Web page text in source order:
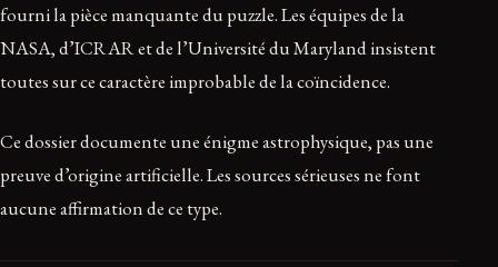
fourni la pièce manquante du puzzle. Les équipes de la
NASA, d’ICRAR et de l’Université du Maryland insistent
toutes sur ce caractère improbable de la coïncidence.
Ce dossier documente une énigme astrophysique, pas une
preuve d’origine artificielle. Les sources sérieuses ne font
aucune affirmation de ce type.